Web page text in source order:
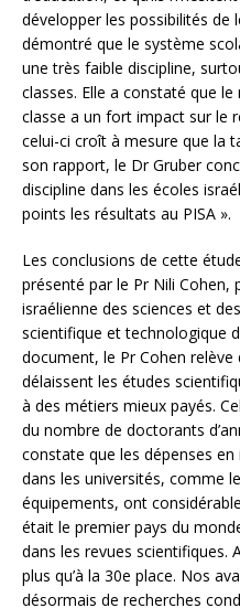
développer les possibilités de
démontré que le système
une très faible discipline,
classes. Elle a constaté que le
classe a un fort impact sur le
celui-ci croît à mesure que la
son rapport, le Dr Gruber
discipline dans les écoles
points les résultats au PISA ».
Les conclusions de cette
présenté par le Pr Nili Cohen,
israélienne des sciences et
scientifique et technologique
document, le Pr Cohen relève
délaissent les études
à des métiers mieux payés.
du nombre de doctorants
constate que les dépenses
dans les universités, comme
équipements, ont
était le premier pays du
dans les revues scientifiques.
plus qu’à la 30e place. Nos
désormais de recherches